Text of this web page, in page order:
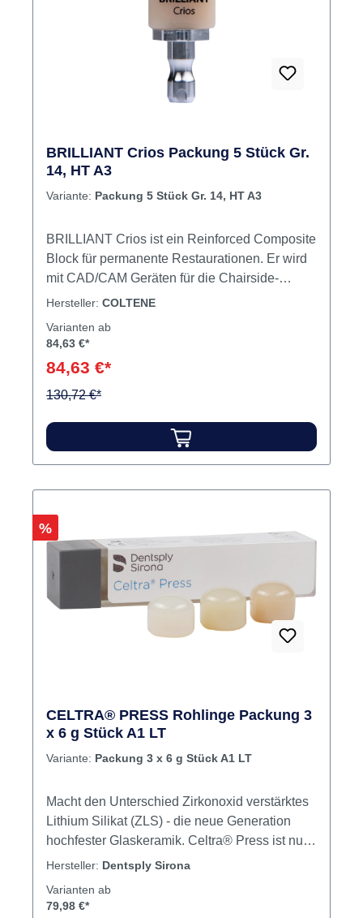
BRILLIANT Crios Packung 5 Stück Gr.
14, HT A3
Variante: Packung 5 Stück Gr. 14, HT A3
BRILLIANT Crios ist ein Reinforced Composite
Block für permanente Restaurationen. Er wird
mit CAD/CAM Geräten für die Chairside-
Herstellung indirekter Restaurationen
und 4 High-Transluzenzstufen in den Größen
Sirona Geräten (CEREC und inLab). Es ist
geplant, mit weiteren Systemanbietern
IndikationenInlaysOnlaysVeneersKronenImpla
ntatgetragene Kronen Inhalt 5 Blöcke
Hersteller: COLTENE
Varianten ab
84,63 €*
84,63 €*
130,72 €*
Rabatt
%
CELTRA® PRESS Rohlinge Packung 3
x 6 g Stück A1 LT
Variante: Packung 3 x 6 g Stück A1 LT
Macht den Unterschied Zirkonoxid verstärktes
Lithium Silikat (ZLS) - die neue Generation
hochfester Glaskeramik. Celtra® Press ist nun
als final kristallisiertes, zahnfarbenes Material
Das Celtra® Press System besteht aus
Hersteller: Dentsply Sirona
Varianten ab
79,98 €*